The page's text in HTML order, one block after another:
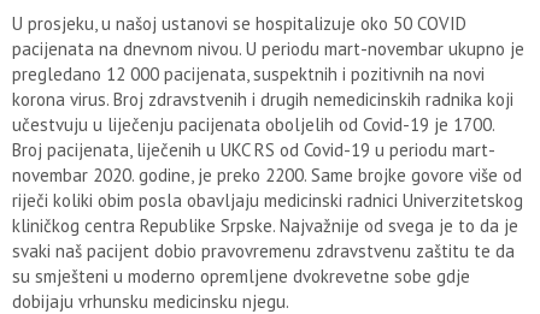
U prosjeku, u našoj ustanovi se hospitalizuje oko 50 COVID
pacijenata na dnevnom nivou. U periodu mart-novembar ukupno je
pregledano 12 000 pacijenata, suspektnih i pozitivnih na novi
korona virus. Broj zdravstvenih i drugih nemedicinskih radnika koji
učestvuju u liječenju pacijenata oboljelih od Covid-19 je 1700.
Broj pacijenata, liječenih u UKC RS od Covid-19 u periodu mart-
novembar 2020. godine, je preko 2200. Same brojke govore više od
riječi koliki obim posla obavljaju medicinski radnici Univerzitetskog
kliničkog centra Republike Srpske. Najvažnije od svega je to da je
svaki naš pacijent dobio pravovremenu zdravstvenu zaštitu te da
su smješteni u moderno opremljene dvokrevetne sobe gdje
dobijaju vrhunsku medicinsku njegu.